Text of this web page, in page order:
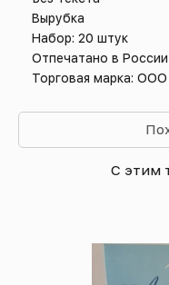
Вырубка
Набор: 20 штук
Отпечатано в России
Торговая марка:
С этим